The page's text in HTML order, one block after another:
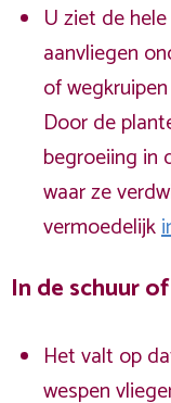
U ziet de
aanvliegen
of
Door de
begroeiing in
waar ze
vermoedelijk
In de schuur
Het valt op
wespen